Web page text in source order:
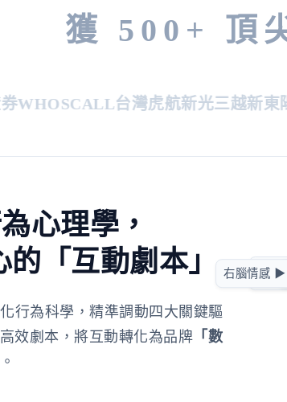
獲 500+ 頂
台灣虎航新光三越新東陽
心理學，
的「互動劇本」
行為科學，精準調動四大關鍵驅
效劇本，將互動轉化為品牌 「數
。
正
急
右腦情感 ▶